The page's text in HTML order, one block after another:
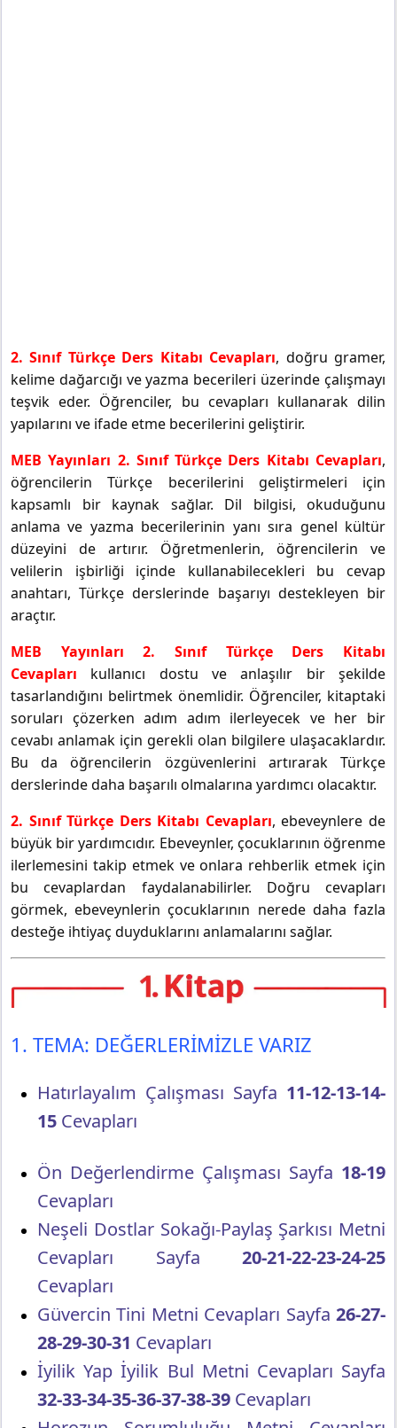
2. Sınıf Türkçe Ders Kitabı Cevapları, doğru gramer,
kelime dağarcığı ve yazma becerileri üzerinde çalışmayı
teşvik eder. Öğrenciler, bu cevapları kullanarak dilin
yapılarını ve ifade etme becerilerini geliştirir.
MEB Yayınları 2. Sınıf Türkçe Ders Kitabı Cevapları,
öğrencilerin Türkçe becerilerini geliştirmeleri için
kapsamlı bir kaynak sağlar. Dil bilgisi, okuduğunu
anlama ve yazma becerilerinin yanı sıra genel kültür
düzeyini de artırır. Öğretmenlerin, öğrencilerin ve
velilerin işbirliği içinde kullanabilecekleri bu cevap
anahtarı, Türkçe derslerinde başarıyı destekleyen bir
araçtır.
MEB Yayınları 2. Sınıf Türkçe Ders Kitabı
Cevapları kullanıcı dostu ve anlaşılır bir şekilde
tasarlandığını belirtmek önemlidir. Öğrenciler, kitaptaki
soruları çözerken adım adım ilerleyecek ve her bir
cevabı anlamak için gerekli olan bilgilere ulaşacaklardır.
Bu da öğrencilerin özgüvenlerini artırarak Türkçe
derslerinde daha başarılı olmalarına yardımcı olacaktır.
2. Sınıf Türkçe Ders Kitabı Cevapları, ebeveynlere de
büyük bir yardımcıdır. Ebeveynler, çocuklarının öğrenme
ilerlemesini takip etmek ve onlara rehberlik etmek için
bu cevaplardan faydalanabilirler. Doğru cevapları
görmek, ebeveynlerin çocuklarının nerede daha fazla
desteğe ihtiyaç duyduklarını anlamalarını sağlar.
1. TEMA: DEĞERLERİMİZLE VARIZ
Hatırlayalım Çalışması Sayfa 11-12-13-14-
15 Cevapları
Ön Değerlendirme Çalışması Sayfa 18-19
Cevapları
Neşeli Dostlar Sokağı-Paylaş Şarkısı Metni
Cevapları Sayfa 20-21-22-23-24-25
Cevapları
Güvercin Tini Metni Cevapları Sayfa 26-27-
28-29-30-31 Cevapları
İyilik Yap İyilik Bul Metni Cevapları Sayfa
32-33-34-35-36-37-38-39 Cevapları